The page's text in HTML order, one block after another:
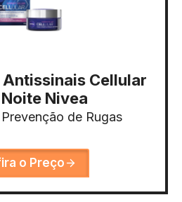
Antissinais Cellular
Nivea
de Rugas
o Preço